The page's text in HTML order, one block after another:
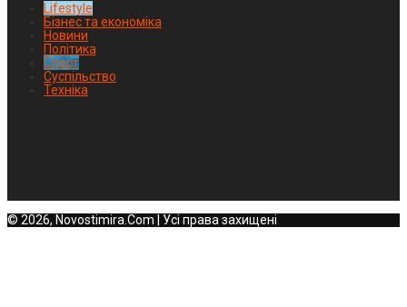
Lifestyle
Бізнес та економіка
Новини
Політика
Спорт
Суспільство
Техніка
© 2026, Novostimira.Com | Усі права захищені